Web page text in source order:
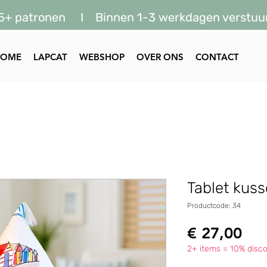
patronen I Binnen 1-3 werkdagen
LAPCAT WEBSHOP OVER ONS CONTACT
Tablet
Productcode: 34
€ 27,00
2+ items = 10%